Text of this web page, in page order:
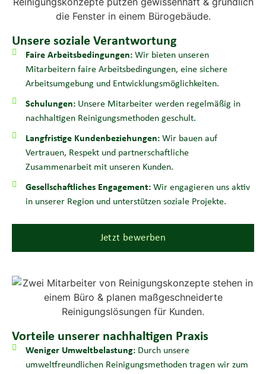
Unsere soziale Verantwortung
Faire Arbeitsbedingungen:Wir bieten unseren
Mitarbeitern faire Arbeitsbedingungen, eine sichere
Arbeitsumgebung und Entwicklungsmöglichkeiten.
Schulungen:Unsere Mitarbeiter werden regelmäßig in
nachhaltigen Reinigungsmethoden geschult.
Langfristige Kundenbeziehungen:Wir bauen auf
Vertrauen, Respekt und partnerschaftliche
Zusammenarbeit mit unseren Kunden.
Gesellschaftliches Engagement:Wir engagieren uns aktiv
in unserer Region und unterstützen soziale Projekte.
Jetzt bewerben
Vorteile unserer nachhaltigen Praxis
Weniger Umweltbelastung:Durch unsere
umweltfreundlichen Reinigungsmethoden tragen wir zum